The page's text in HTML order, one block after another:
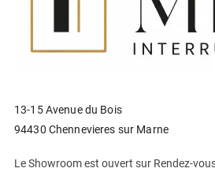
13-15 Avenue du Bois
94430 Chennevieres sur Marne
Le Showroom est ouvert sur Rendez-